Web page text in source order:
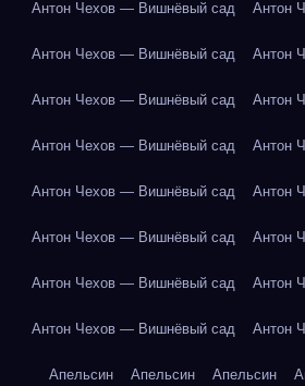
Антон Чехов — Вишнёвый сад Антон
Антон Чехов — Вишнёвый сад Антон
Антон Чехов — Вишнёвый сад Антон
Антон Чехов — Вишнёвый сад Антон
Антон Чехов — Вишнёвый сад Антон
Антон Чехов — Вишнёвый сад Антон
Антон Чехов — Вишнёвый сад Антон
Антон Чехов — Вишнёвый сад Антон
Апельсин Апельсин Апельсин